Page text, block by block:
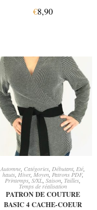
€8,90
CHOIX DES OPTIONS
Automne Catégories Débutant Eté
hauts, Hiver, Moyen, Patrons PDF,
Printemps ,S/XL Saison Tailles
Temps de réalisation
PATRON DE COUTURE
BASIC 4 CACHE-COEUR